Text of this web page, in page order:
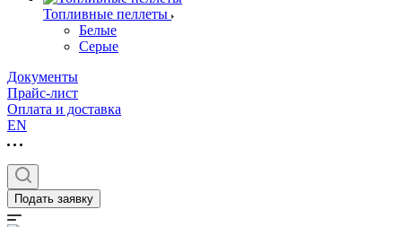
Топливные пеллеты
Белые
Серые
Документы
Прайс-лист
Оплата и доставка
EN
Подать заявку